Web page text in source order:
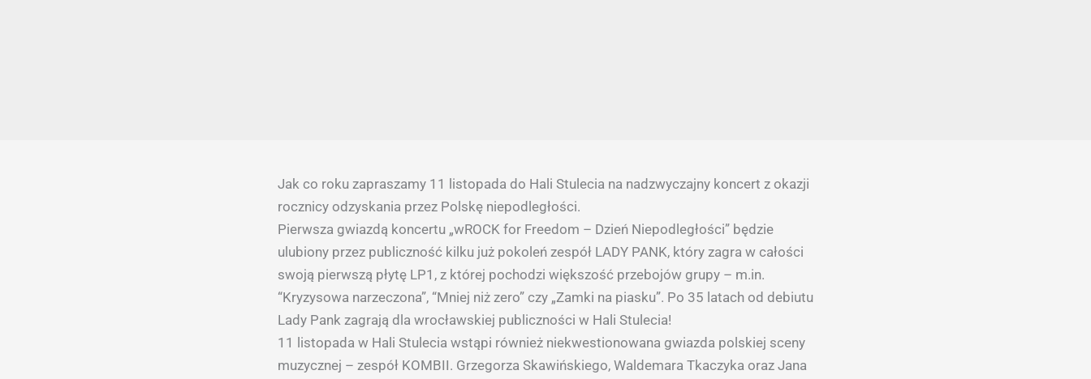
Jak co roku zapraszamy 11 listopada do Hali Stulecia na nadzwyczajny koncert z okazji
rocznicy odzyskania przez Polskę niepodległości.
Pierwsza gwiazdą koncertu „wROCK for Freedom – Dzień Niepodległości” będzie
ulubiony przez publiczność kilku już pokoleń zespół LADY PANK, który zagra w całości
swoją pierwszą płytę LP1, z której pochodzi większość przebojów grupy – m.in.
“Kryzysowa narzeczona”, “Mniej niż zero” czy „Zamki na piasku”. Po 35 latach od debiutu
Lady Pank zagrają dla wrocławskiej publiczności w Hali Stulecia!
11 listopada w Hali Stulecia wstąpi również niekwestionowana gwiazda polskiej sceny
muzycznej – zespół KOMBII. Grzegorza Skawińskiego, Waldemara Tkaczyka oraz Jana